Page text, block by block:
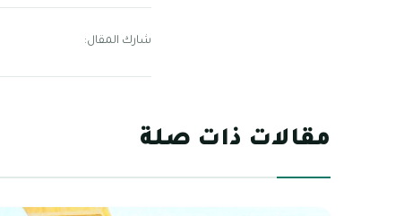
شارك المقال:
مقالات ذات صلة